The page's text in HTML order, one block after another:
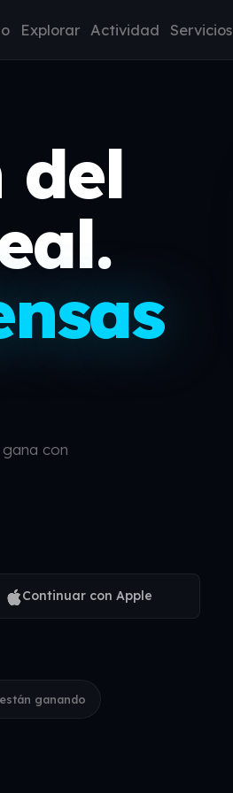
Explorar Actividad Servicios
del
con
Continuar con Apple
ganando